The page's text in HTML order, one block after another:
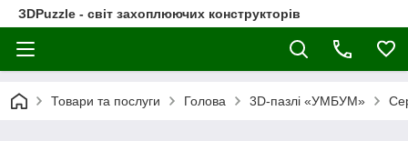
ЗDPuzzle - світ захоплюючих конструкторів
Товари та послуги Голова 3D-пазлі «УМБУМ»